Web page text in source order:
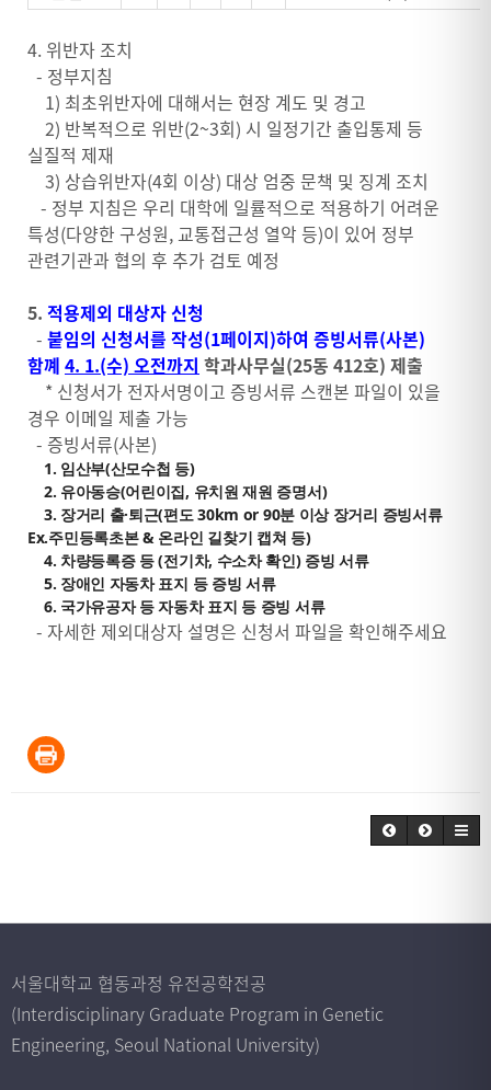
4. 위반자 조치
- 정부지침
1) 최초위반자에 대해서는 현장 계도 및 경고
2) 반복적으로 위반(2~3회) 시 일정기간 출입통제 등
실질적 제재
3) 상습위반자(4회 이상) 대상 엄중 문책 및 징계 조치
- 정부 지침은 우리 대학에 일률적으로 적용하기 어려운
특성(다양한 구성원, 교통접근성 열악 등)이 있어 정부
관련기관과 협의 후 추가 검토 예정
5. 적용제외 대상자 신청
- 붙임의 신청서를 작성(1페이지)하여 증빙서류(사본)
함꼐 4. 1.(수) 오전까지 학과사무실(25동 412호) 제출
* 신청서가 전자서명이고 증빙서류 스캔본 파일이 있을
경우 이메일 제출 가능
- 증빙서류(사본)
1. 임산부(산모수첩 등)
2. 유아동승(어린이집, 유치원 재원 증명서)
3. 장거리 출·퇴근(편도 30km or 90분 이상 장거리 증빙서류
Ex.주민등록초본 & 온라인 길찾기 캡쳐 등)
4. 차량등록증 등 (전기차, 수소차 확인) 증빙 서류
5. 장애인 자동차 표지 등 증빙 서류
6. 국가유공자 등 자동차 표지 등 증빙 서류
- 자세한 제외대상자 설명은 신청서 파일을 확인해주세요
서울대학교 협동과정 유전공학전공
(Interdisciplinary Graduate Program in Genetic
Engineering, Seoul National University)